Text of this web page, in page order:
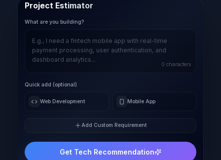
Project Estimator
What are you building?
0 characters
Quick add (optional)
Web Development Mobile App
Add Custom Requirement
Get Tech Recommendation